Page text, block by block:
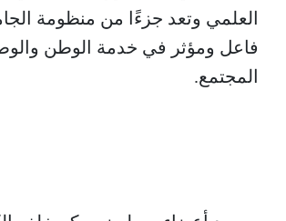
العلمي وتعد جزءًا من منظومة
فاعل ومؤثر في خدمة الوطن
المجتمع.